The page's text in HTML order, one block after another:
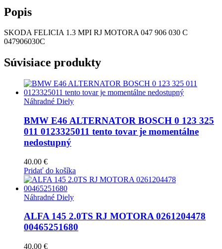
Popis
SKODA FELICIA 1.3 MPI RJ MOTORA 047 906 030 C
047906030C
Súvisiace produkty
Náhradné Diely
BMW E46 ALTERNATOR BOSCH 0 123 325
011 0123325011 tento tovar je momentálne
nedostupný
40.00 €
Pridať do košíka
Náhradné Diely
ALFA 145 2.0TS RJ MOTORA 0261204478
00465251680
40.00 €